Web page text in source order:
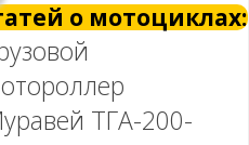
о мотоциклах:
ТГА-200-